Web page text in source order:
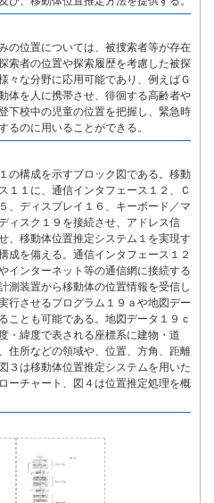
の位置については、被捜索者等が存在
索者の位置や探索履歴を考慮した被探
々な分野に応用可能であり、例えばＧ
体を人に携帯させ、徘徊する高齢者や
下校中の児童の位置を把握し、緊急時
るのに用いることができる。
の構成を示すブロック図である。移動
１１に、通信インタフェース１２、Ｃ
、ディスプレイ１６、キーボード／マ
ィスク１９を接続させ、アドレス信
、移動体位置推定システム１を実現す
成を備える。通信インタフェース１２
インターネット等の通信網に接続する
測装置から移動体の位置情報を受信し
行させるプログラム１９ａや地図デー
ことも可能である。地図データ１９ｃ
・緯度で表される座標系に建物・道
住所などの領域や、位置、方角、距離
３は移動体位置推定システムを用いた
ーチャート、図４は位置推定処理を概